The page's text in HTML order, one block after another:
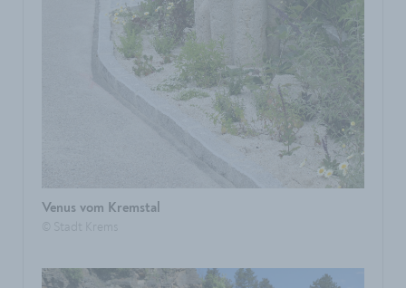
Venus vom Kremstal